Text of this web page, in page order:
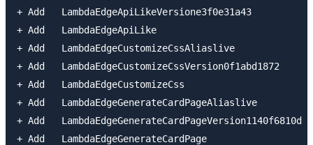
+ Add
+ Add   LambdaEdgeApiLike
+ Add
+ Add
+ Add   LambdaEdgeCustomizeCss
+ Add   LambdaEdgeGenerateCardPageAliaslive
+ Add
+ Add